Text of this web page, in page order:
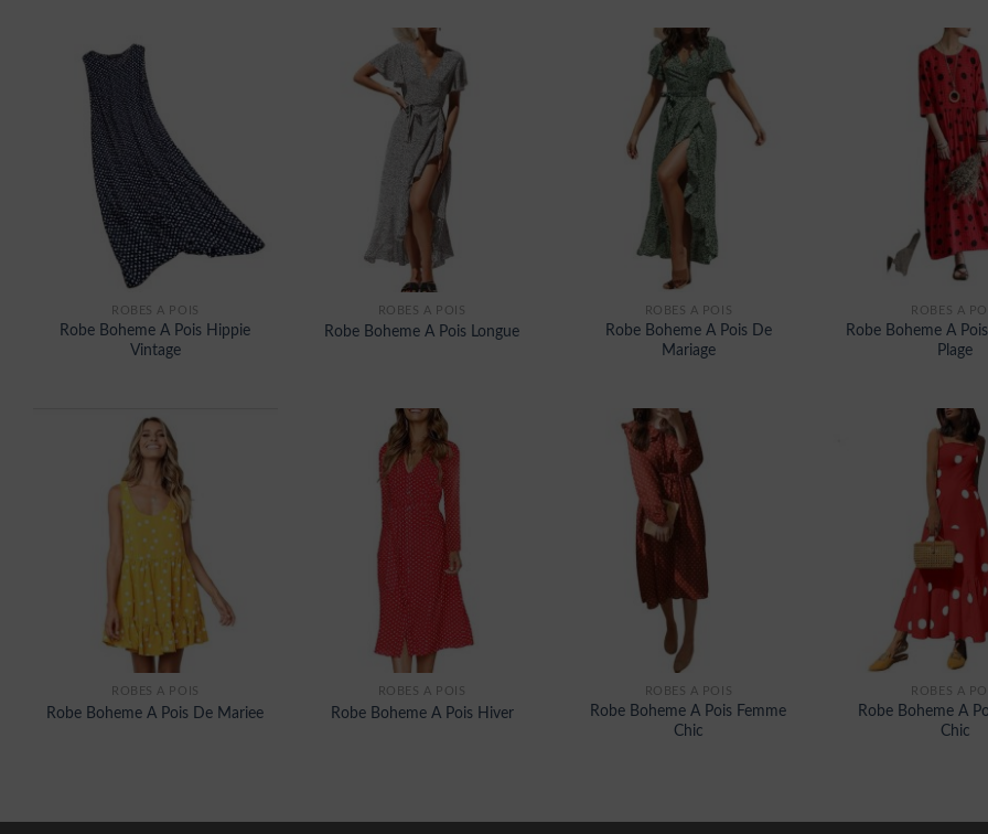
ROBES À POIS
Robe Boheme A Pois Hippie
Vintage
ROBES À POIS
Robe Boheme A Pois Longue
ROBES À POIS
Robe Boheme A Pois De
Mariage
ROBES À
Robe Boheme A
Plage
ROBES À POIS
Robe Boheme A Pois De Mariee
ROBES À POIS
Robe Boheme A Pois Hiver
ROBES À POIS
Robe Boheme A Pois Femme
Chic
ROBES À
Robe Boheme A
Chic